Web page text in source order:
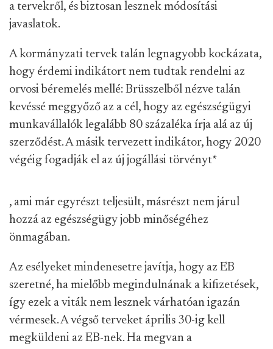
a tervekről, és biztosan lesznek módosítási
javaslatok.
A kormányzati tervek talán legnagyobb kockázata,
hogy érdemi indikátort nem tudtak rendelni az
orvosi béremelés mellé: Brüsszelből nézve talán
kevéssé meggyőző az a cél, hogy az egészségügyi
munkavállalók legalább 80 százaléka írja alá az új
szerződést. A másik tervezett indikátor, hogy 2020
végéig fogadják el az új jogállási törvényt*
, ami már egyrészt teljesült, másrészt nem járul
hozzá az egészségügy jobb minőségéhez
önmagában.
Az esélyeket mindenesetre javítja, hogy az EB
szeretné, ha mielőbb megindulnának a kifizetések,
így ezek a viták nem lesznek várhatóan igazán
vérmesek. A végső terveket április 30-ig kell
megküldeni az EB-nek. Ha megvan a